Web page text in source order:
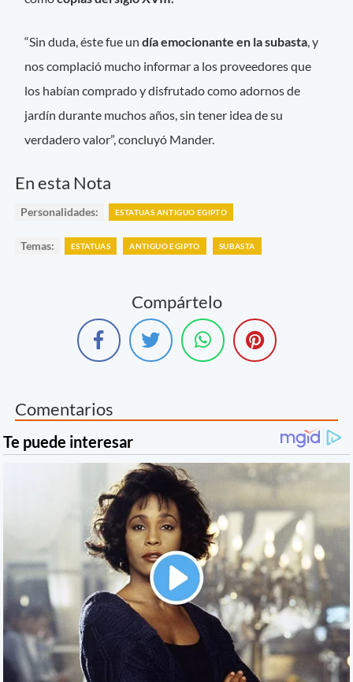
“Sin duda, éste fue undía emocionante en la subasta, y
nos complació mucho informar a los proveedores que
los habían comprado y disfrutado como adornos de
jardín durante muchos años, sin tener idea de su
verdadero valor”, concluyó Mander.
En esta Nota
Personalidades: ESTATUAS ANTIGUO EGIPTO
Temas: ESTATUAS ANTIGUO EGIPTO SUBASTA
Compártelo
Comentarios